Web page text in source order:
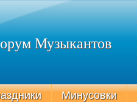
Музыкантов
Минусовки